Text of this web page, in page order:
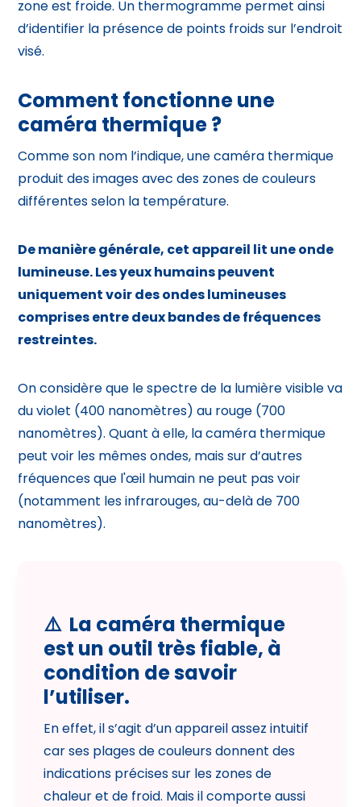
zone est froide. Un thermogramme permet ainsi
d’identifier la présence de points froids sur l’endroit
visé.
Comment fonctionne une
caméra thermique ?
Comme son nom l’indique, une caméra thermique
produit des images avec des zones de couleurs
différentes selon la température.
De manière générale, cet appareil lit une onde
lumineuse. Les yeux humains peuvent
uniquement voir des ondes lumineuses
comprises entre deux bandes de fréquences
restreintes.
On considère que le spectre de la lumière visible va
du violet (400 nanomètres) au rouge (700
nanomètres). Quant à elle, la caméra thermique
peut voir les mêmes ondes, mais sur d’autres
fréquences que l'œil humain ne peut pas voir
(notamment les infrarouges, au-delà de 700
nanomètres).
⚠️ La caméra thermique
est un outil très fiable, à
condition de savoir
l’utiliser.
En effet, il s’agit d’un appareil assez intuitif
car ses plages de couleurs donnent des
indications précises sur les zones de
chaleur et de froid. Mais il comporte aussi